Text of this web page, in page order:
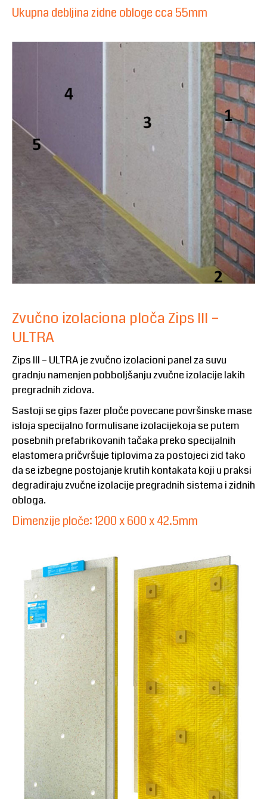
Ukupna debljina zidne obloge cca 55mm
Zvučno izolaciona ploča Zips III –
ULTRA
Zips III – ULTRA je zvučno izolacioni panel za suvu
gradnju namenjen pobboljšanju zvučne izolacije lakih
pregradnih zidova.
Sastoji se gips fazer ploče povecane površinske mase
isloja specijalno formulisane izolacijekoja se putem
posebnih prefabrikovanih tačaka preko specijalnih
elastomera pričvršuje tiplovima za postojeci zid tako
da se izbegne postojanje krutih kontakata koji u praksi
degradiraju zvučne izolacije pregradnih sistema i zidnih
obloga.
Dimenzije ploče: 1200 x 600 x 42.5mm